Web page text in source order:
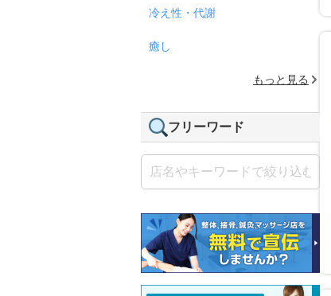
冷え性・代謝
癒し
もっと見る
フリーワード